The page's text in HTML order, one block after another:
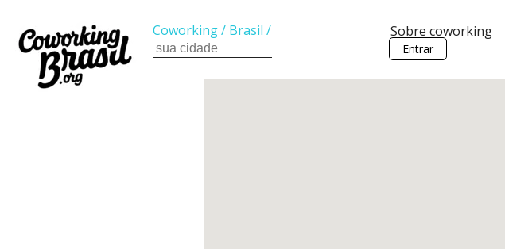
Sobre coworking
Entrar
Coworking/ Brasil /